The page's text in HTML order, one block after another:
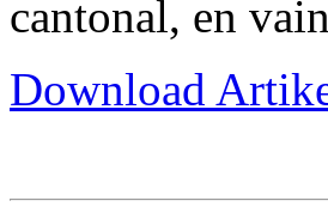
cantonal, en
Download